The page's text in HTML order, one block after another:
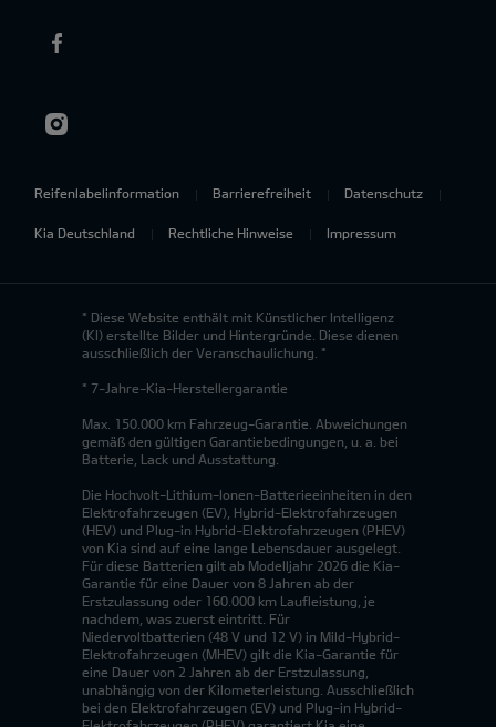
Reifenlabelinformation Barrierefreiheit Datenschutz
Kia Deutschland Rechtliche Hinweise Impressum
* Diese Website enthält mit Künstlicher Intelligenz
(KI) erstellte Bilder und Hintergründe. Diese dienen
ausschließlich der Veranschaulichung. *
* 7-Jahre-Kia-Herstellergarantie
Max. 150.000 km Fahrzeug-Garantie. Abweichungen
gemäß den gültigen Garantiebedingungen, u. a. bei
Batterie, Lack und Ausstattung.
Die Hochvolt-Lithium-Ionen-Batterieeinheiten in den
Elektrofahrzeugen (EV), Hybrid-Elektrofahrzeugen
(HEV) und Plug-in Hybrid-Elektrofahrzeugen (PHEV)
von Kia sind auf eine lange Lebensdauer ausgelegt.
Für diese Batterien gilt ab Modelljahr 2026 die Kia-
Garantie für eine Dauer von 8 Jahren ab der
Erstzulassung oder 160.000 km Laufleistung, je
nachdem, was zuerst eintritt. Für
Niedervoltbatterien (48 V und 12 V) in Mild-Hybrid-
Elektrofahrzeugen (MHEV) gilt die Kia-Garantie für
eine Dauer von 2 Jahren ab der Erstzulassung,
unabhängig von der Kilometerleistung. Ausschließlich
bei den Elektrofahrzeugen (EV) und Plug-in Hybrid-